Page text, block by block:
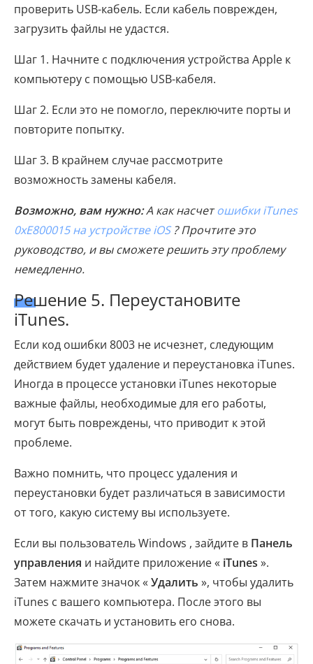
проверить USB-кабель. Если кабель поврежден,
загрузить файлы не удастся.
Шаг 1. Начните с подключения устройства Apple к
компьютеру с помощью USB-кабеля.
Шаг 2. Если это не помогло, переключите порты и
повторите попытку.
Шаг 3. В крайнем случае рассмотрите
возможность замены кабеля.
Возможно, вам нужно:А как насчетошибки iTunes
0xE800015 на устройстве iOS? Прочтите это
руководство, и вы сможете решить эту проблему
немедленно.
Решение 5. Переустановите
iTunes.
Если код ошибки 8003 не исчезнет, ​​следующим
действием будет удаление и переустановка iTunes.
Иногда в процессе установки iTunes некоторые
важные файлы, необходимые для его работы,
могут быть повреждены, что приводит к этой
проблеме.
Важно помнить, что процесс удаления и
переустановки будет различаться в зависимости
от того, какую систему вы используете.
Если вы пользователь Windows , зайдите в Панель
управления и найдите приложение « iTunes ».
Затем нажмите значок «Удалить », чтобы удалить
iTunes с вашего компьютера. После этого вы
можете скачать и установить его снова.